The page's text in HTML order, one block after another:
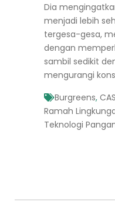
Dia
menjadi lebih
tergesa-gesa,
dengan
sambil sedikit
mengurangi
Burgreens,
Ramah
Teknologi